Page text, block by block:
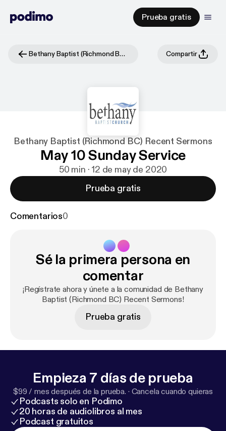
Prueba gratis
Bethany Baptist (Richmond BC) Recent Sermons Compartir
Bethany Baptist (Richmond BC) Recent Sermons
May 10 Sunday Service
50 min · 12 de may de 2020
Prueba gratis
Comentarios0
Sé la primera persona en
comentar
¡Regístrate ahora y únete a la comunidad de Bethany
Baptist (Richmond BC) Recent Sermons!
Prueba gratis
Empieza 7 días de prueba
$99 / mes después de la prueba. · Cancela cuando quieras
Podcasts solo en Podimo
20 horas de audiolibros al mes
Podcast gratuitos